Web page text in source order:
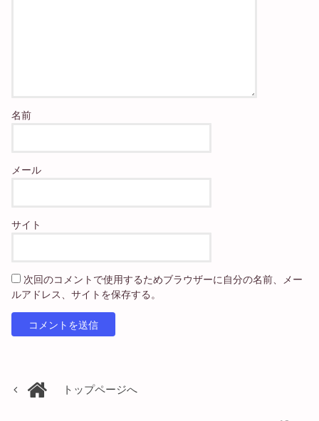
名前
メール
サイト
次回のコメントで使用するためブラウザーに自分の名前、メー
ルアドレス、サイトを保存する。
トップページへ